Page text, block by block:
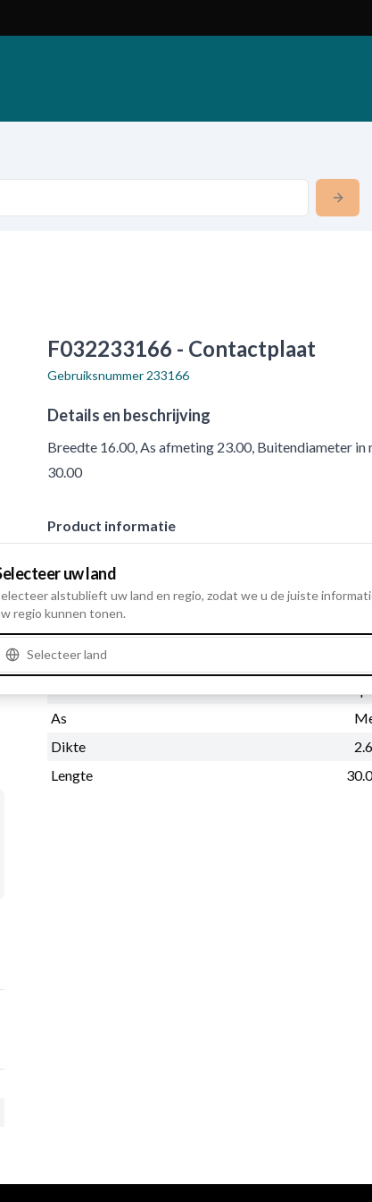
F032233166 - Contactplaat
Gebruiksnummer 233166
Details en beschrijving
Breedte 16.00, As afmeting 23.00, Buitendiameter
30.00
Product informatie
Fysieke informatie
Breedte
As afmeting
Buitendiameter in mm 2
As
Dikte
Lengte
uw land
alstublieft uw land en regio, zodat we u de juiste
regio kunnen tonen.
Selecteer land